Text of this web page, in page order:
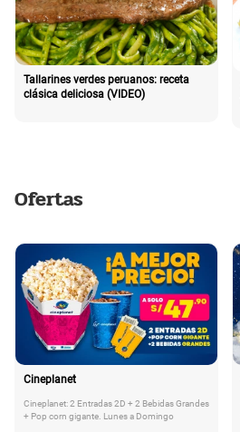
Tallarines verdes peruanos: receta
clásica deliciosa (VIDEO)
Ofertas
Cineplanet
Cineplanet: 2 Entradas 2D + 2 Bebidas Grandes
+ Pop corn gigante. Lunes a Domingo